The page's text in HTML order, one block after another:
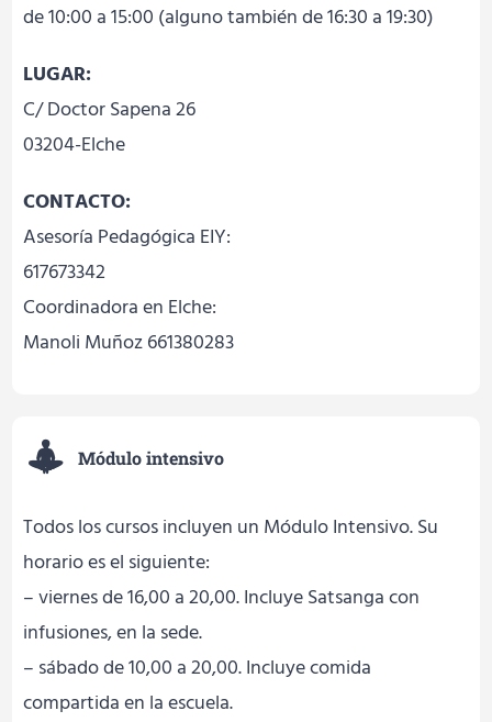
de 10:00 a 15:00 (alguno también de 16:30 a 19:30)
LUGAR:
C/ Doctor Sapena 26
03204-Elche
CONTACTO:
Asesoría Pedagógica EIY:
617673342
Coordinadora en Elche:
Manoli Muñoz 661380283
Módulo intensivo
Todos los cursos incluyen un Módulo Intensivo. Su
horario es el siguiente:
– viernes de 16,00 a 20,00. Incluye Satsanga con
infusiones, en la sede.
– sábado de 10,00 a 20,00. Incluye comida
compartida en la escuela.